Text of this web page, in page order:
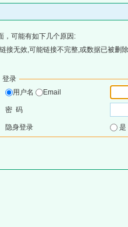
，可能有如下几个原因:
接无效,可能链接不完整,或数据已被删
登录
用户名
Email
密 码
隐身登录